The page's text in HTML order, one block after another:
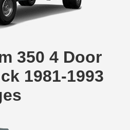
350 4 Door
1981-1993